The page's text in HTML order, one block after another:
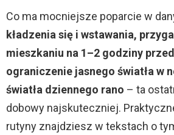
Co ma mocniejsze poparcie w
kładzenia się i wstawania,
mieszkaniu na 1–2 godziny
ograniczenie jasnego światła w
światła dziennego rano – ta
dobowy najskuteczniej.
rutyny znajdziesz w tekstach o